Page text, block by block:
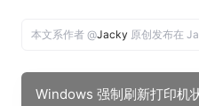
本文系作者 @Jacky 原创发布在
Windows 强制刷新打印机